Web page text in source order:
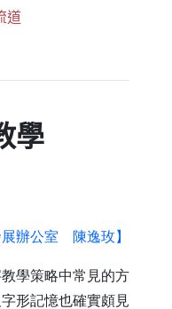
道
學
展辦公室 陳逸玫】
學策略中常見的方
形記憶也確實頗見